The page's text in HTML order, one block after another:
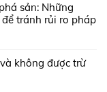
sản: Những
tránh rủi ro pháp
không được trừ